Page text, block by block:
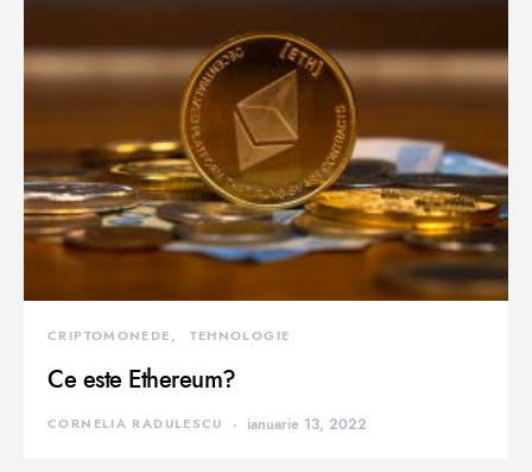
CRIPTOMONEDE TEHNOLOGIE
Ce este Ethereum?
CORNELIA RADULESCU ianuarie 13, 2022